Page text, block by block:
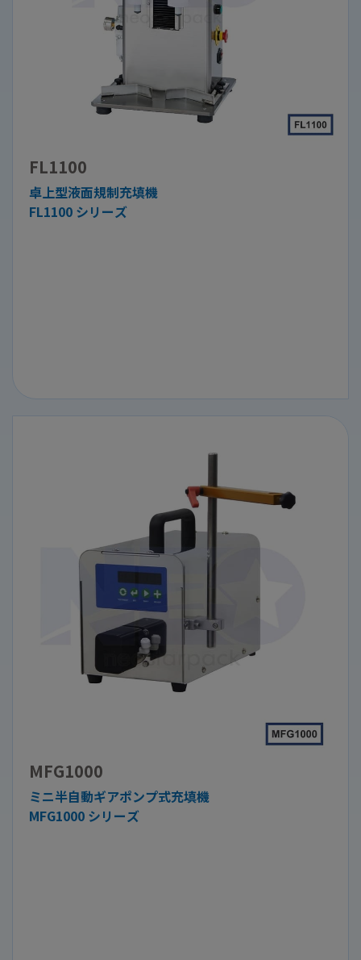
FL1100
卓上型液面規制充填機
FL1100 シリーズ
MFG1000
ミニ半自動ギアポンプ式充填機
MFG1000 シリーズ